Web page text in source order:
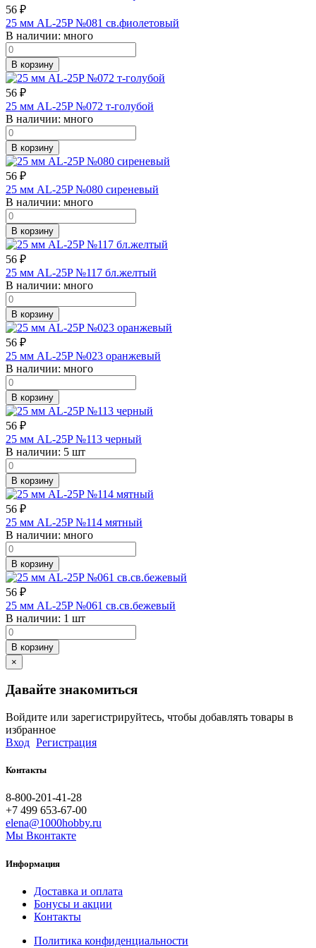
56 ₽
25 мм AL-25P №081 св.фиолетовый
В наличии: много
В корзину
56 ₽
25 мм AL-25P №072 т-голубой
В наличии: много
В корзину
56 ₽
25 мм AL-25P №080 сиреневый
В наличии: много
В корзину
56 ₽
25 мм AL-25P №117 бл.желтый
В наличии: много
В корзину
56 ₽
25 мм AL-25P №023 оранжевый
В наличии: много
В корзину
56 ₽
25 мм AL-25P №113 черный
В наличии: 5 шт
В корзину
56 ₽
25 мм AL-25P №114 мятный
В наличии: много
В корзину
56 ₽
25 мм AL-25P №061 св.св.бежевый
В наличии: 1 шт
В корзину
×
Давайте знакомиться
Войдите или зарегистрируйтесь, чтобы добавлять товары в
избранное
Вход Регистрация
Контакты
8-800-201-41-28
+7 499 653-67-00
elena@1000hobby.ru
Мы Вконтакте
Информация
Доставка и оплата
Бонусы и акции
Контакты
Политика конфиденциальности